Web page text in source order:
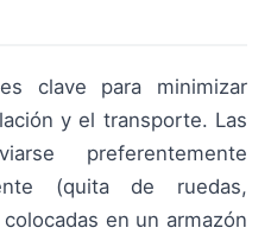
clave para minimizar
y el transporte. Las
preferentemente
(quita de ruedas,
en un armazón